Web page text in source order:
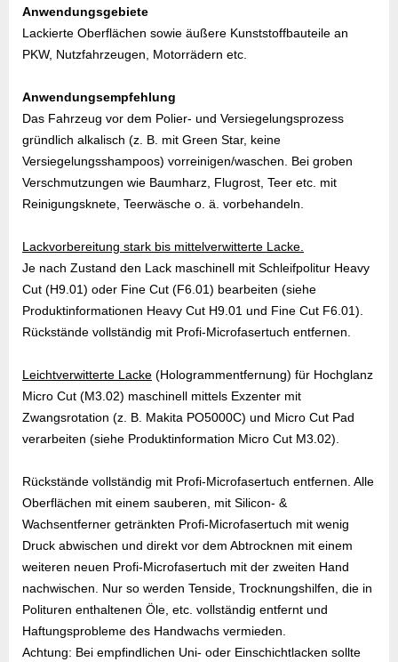
Anwendungsgebiete
Lackierte Oberflächen sowie äußere Kunststoffbauteile an
PKW, Nutzfahrzeugen, Motorrädern etc.
Anwendungsempfehlung
Das Fahrzeug vor dem Polier- und Versiegelungsprozess
gründlich alkalisch (z. B. mit Green Star, keine
Versiegelungsshampoos) vorreinigen/waschen. Bei groben
Verschmutzungen wie Baumharz, Flugrost, Teer etc. mit
Reinigungsknete, Teerwäsche o. ä. vorbehandeln.
Lackvorbereitung stark bis mittelverwitterte Lacke.
Je nach Zustand den Lack maschinell mit Schleifpolitur Heavy
Cut (H9.01) oder Fine Cut (F6.01) bearbeiten (siehe
Produktinformationen Heavy Cut H9.01 und Fine Cut F6.01).
Rückstände vollständig mit Profi-Microfasertuch entfernen.
Leichtverwitterte Lacke (Hologrammentfernung) für Hochglanz
Micro Cut (M3.02) maschinell mittels Exzenter mit
Zwangsrotation (z. B. Makita PO5000C) und Micro Cut Pad
verarbeiten (siehe Produktinformation Micro Cut M3.02).
Rückstände vollständig mit Profi-Microfasertuch entfernen. Alle
Oberflächen mit einem sauberen, mit Silicon- &
Wachsentferner getränkten Profi-Microfasertuch mit wenig
Druck abwischen und direkt vor dem Abtrocknen mit einem
weiteren neuen Profi-Microfasertuch mit der zweiten Hand
nachwischen. Nur so werden Tenside, Trocknungshilfen, die in
Polituren enthaltenen Öle, etc. vollständig entfernt und
Haftungsprobleme des Handwachs vermieden.
Achtung: Bei empfindlichen Uni- oder Einschichtlacken sollte